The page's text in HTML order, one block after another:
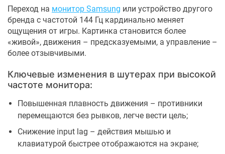
Переход на монитор Samsung или устройство другого
бренда с частотой 144 Гц кардинально меняет
ощущения от игры. Картинка становится более
«живой», движения – предсказуемыми, а управление –
более отзывчивыми.
Ключевые изменения в шутерах при высокой
частоте монитора:
Повышенная плавность движения – противники
перемещаются без рывков, легче вести цель;
Снижение input lag – действия мышью и
клавиатурой быстрее отображаются на экране;